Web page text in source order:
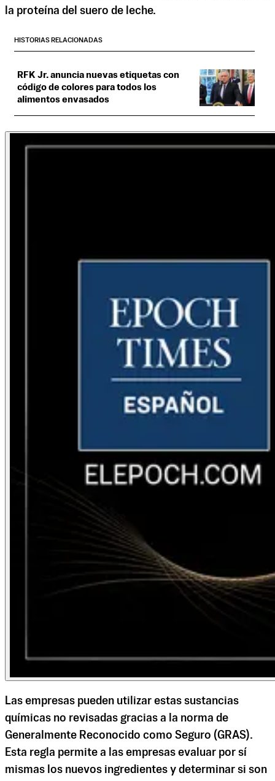
la proteína del suero de leche.
HISTORIAS RELACIONADAS
RFK Jr. anuncia nuevas etiquetas con
código de colores para todos los
alimentos envasados
Las empresas pueden utilizar estas sustancias
químicas no revisadas gracias a la norma de
Generalmente Reconocido como Seguro (GRAS).
Esta regla permite a las empresas evaluar por sí
mismas los nuevos ingredientes y determinar si son